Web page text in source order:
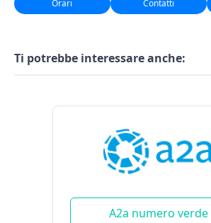
Orari Contatti
Ti potrebbe interessare anche:
A2a numero verde